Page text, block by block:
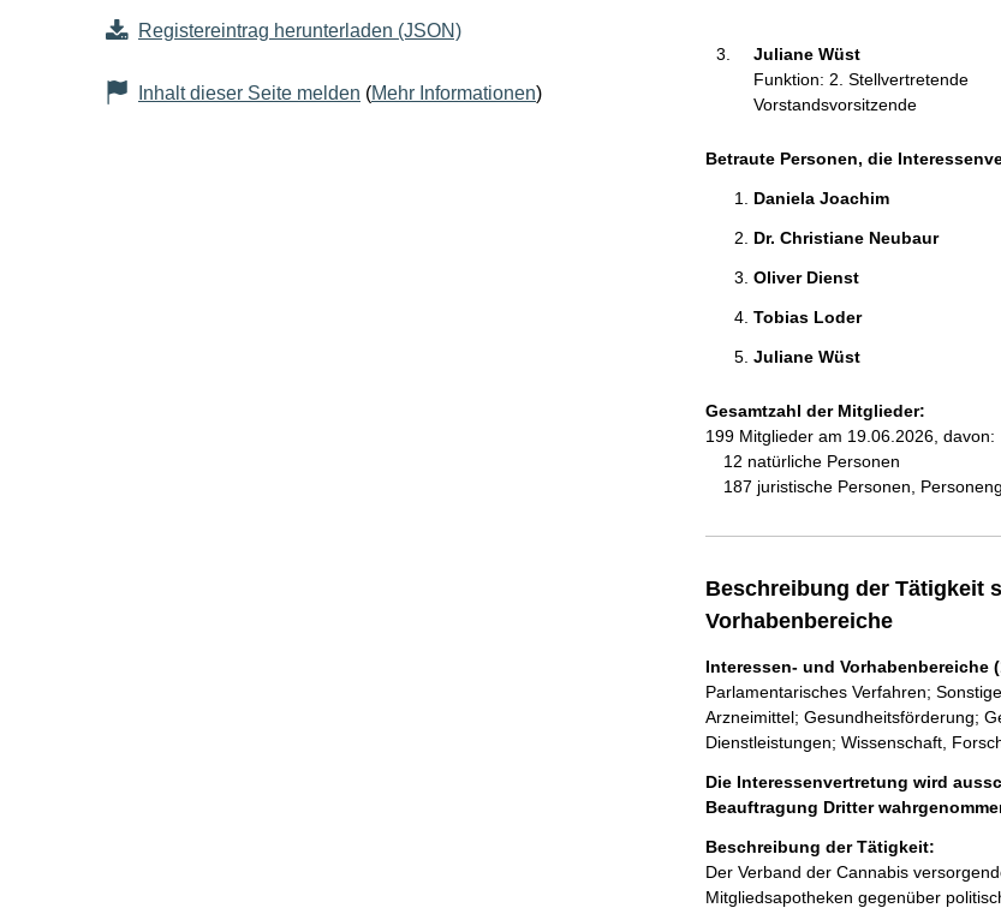
Registereintrag herunterladen (JSON)
Inhalt dieser Seite melden (Mehr Informationen)
Juliane Wüst
Funktion: 2. Stellvertretende
Vorstandsvorsitzende
Betraute Personen, die
Daniela Joachim
Dr. Christiane Neubaur
Oliver Dienst
Tobias Loder
Juliane Wüst
Gesamtzahl der Mitglieder:
199 Mitglieder am 19.06.2026, davon:
12 natürliche Personen
187 juristische Personen,
Beschreibung der Tätigkeit
Vorhabenbereiche
Interessen- und Vorhabenbereiche
Parlamentarisches Verfahren;
Arzneimittel; Gesundheitsförderung;
Dienstleistungen; Wissenschaft,
Die Interessenvertretung wird
Beauftragung Dritter
Beschreibung der Tätigkeit:
Der Verband der Cannabis
Mitgliedsapotheken gegenüber